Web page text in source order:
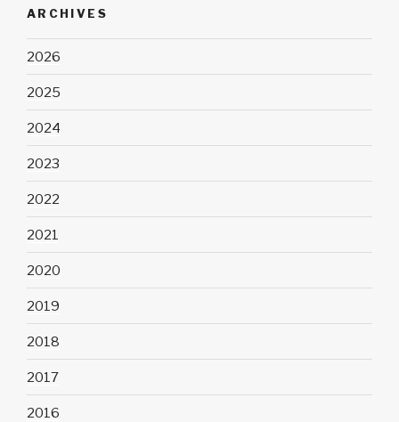
ARCHIVES
2026
2025
2024
2023
2022
2021
2020
2019
2018
2017
2016